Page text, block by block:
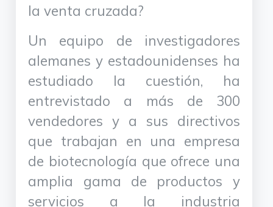
la venta cruzada?
Un equipo de investigadores
alemanes y estadounidenses ha
estudiado la cuestión, ha
entrevistado a más de 300
vendedores y a sus directivos
que trabajan en una empresa
de biotecnología que ofrece una
amplia gama de productos y
servicios a la industria